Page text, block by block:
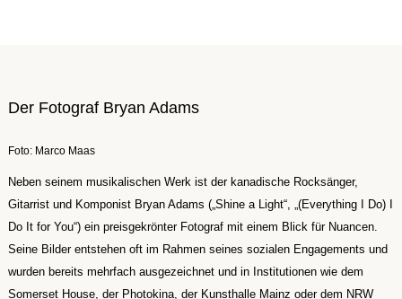
Der Fotograf Bryan Adams
Foto: Marco Maas
Neben seinem musikalischen Werk ist der kanadische Rocksänger,
Gitarrist und Komponist Bryan Adams („Shine a Light“, „(Everything I Do) I
Do It for You“) ein preisgekrönter Fotograf mit einem Blick für Nuancen.
Seine Bilder entstehen oft im Rahmen seines sozialen Engagements und
wurden bereits mehrfach ausgezeichnet und in Institutionen wie dem
Somerset House, der Photokina, der Kunsthalle Mainz oder dem NRW